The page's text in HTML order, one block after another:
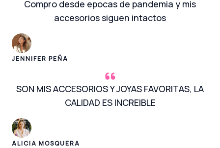
Compro desde epocas de pandemia y mis
accesorios siguen intactos
JENNIFER PEÑA
SON MIS ACCESORIOS Y JOYAS FAVORITAS, LA
CALIDAD ES INCREIBLE
ALICIA MOSQUERA